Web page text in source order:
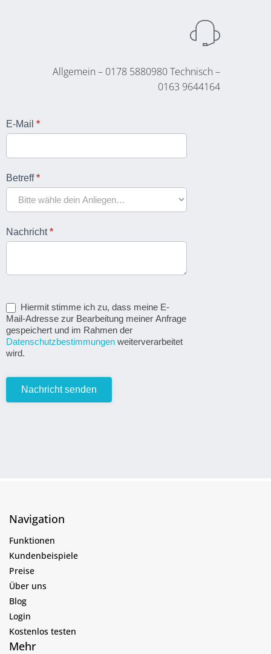
Allgemein – 0178 5880980 Technisch –
0163 9644164
Kontakt &
Feedback
E-Mail *
Betreff*
Nachricht*
Hiermit stimme ich zu, dass meine E-
Mail-Adresse zur Bearbeitung meiner Anfrage
gespeichert und im Rahmen der
Datenschutzbestimmungen weiterverarbeitet
wird.
Nachricht senden
Navigation
Funktionen
Kundenbeispiele
Preise
Über uns
Blog
Login
Kostenlos testen
Mehr